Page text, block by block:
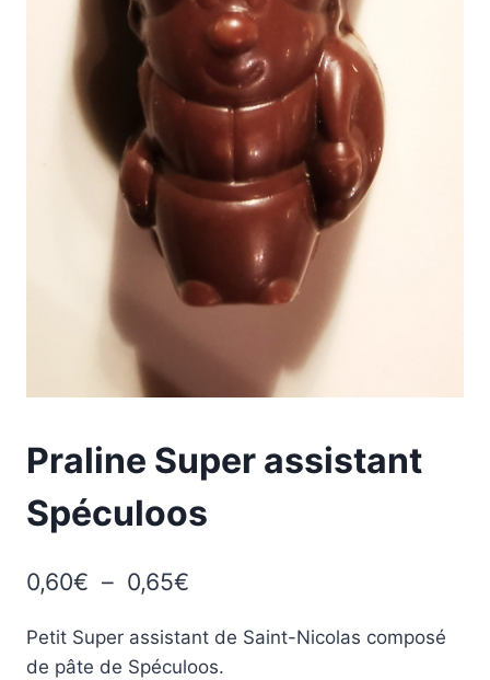
Praline Super assistant
Spéculoos
0,60€ – 0,65€
prix :
Petit Super assistant de Saint-Nicolas composé
de pâte de Spéculoos.